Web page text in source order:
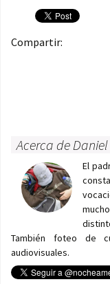
Compartir:
Acerca de
El
También foteo de
audiovisuales.